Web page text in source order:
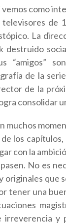
como
de
La
destruido
“amigos”
de la
de la
consolidar
muchos
los
con la
pasen. No es
originales que
tener una
irreverencia y